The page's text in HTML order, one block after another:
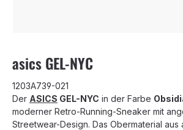
asics GEL-NYC
1203A739-021
Der ASICS GEL-NYC in der Farbe
moderner Retro-Running-Sneaker mit
Streetwear-Design. Das Obermaterial aus